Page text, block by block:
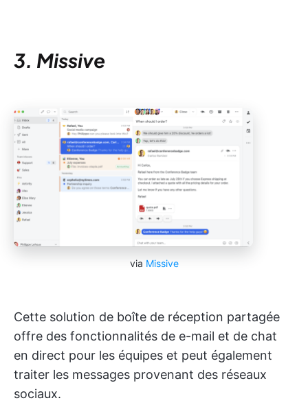
3. Missive
via Missive
Cette solution de boîte de réception partagée
offre des fonctionnalités de e-mail et de chat
en direct pour les équipes et peut également
traiter les messages provenant des réseaux
sociaux.